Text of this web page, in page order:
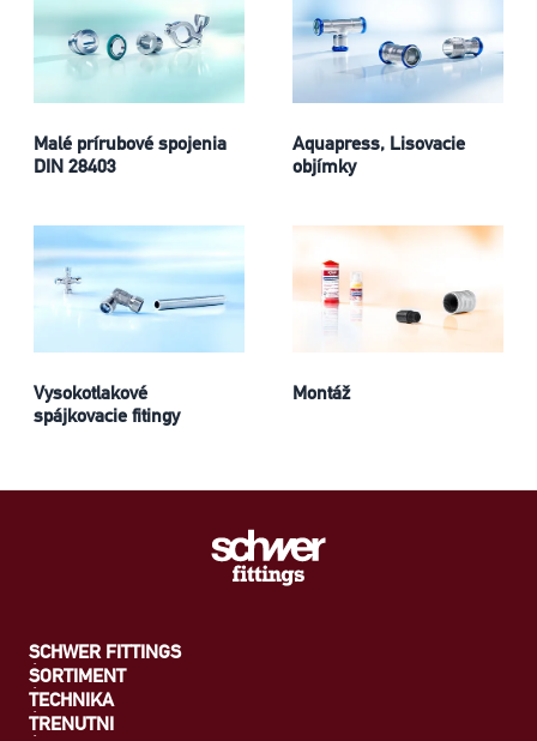
Malé prírubové spojenia
DIN 28403
Aquapress, Lisovacie
objímky
Vysokotlakové
spájkovacie fitingy
Montáž
SCHWER FITTINGS
SORTIMENT
TECHNIKA
TRENUTNI